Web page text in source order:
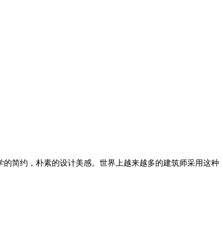
简约，朴素的设计美感。世界上越来越多的建筑师采用这种